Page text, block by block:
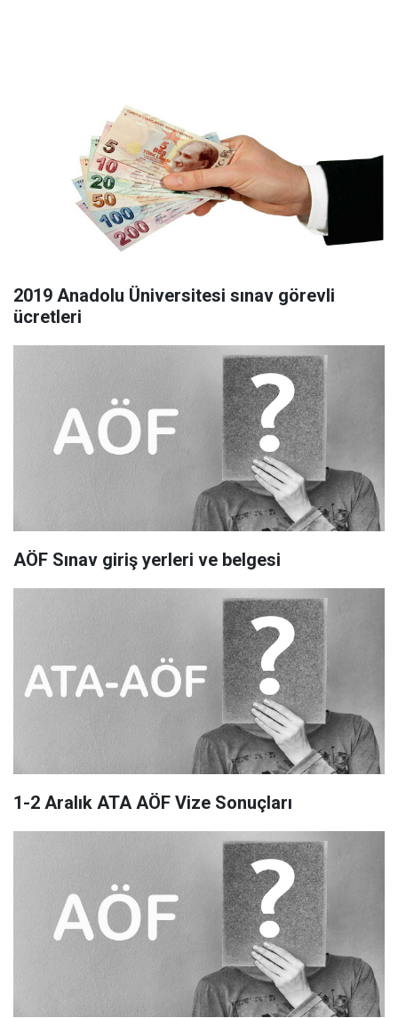
2019 Anadolu Üniversitesi sınav görevli
ücretleri
AÖF Sınav giriş yerleri ve belgesi
1-2 Aralık ATA AÖF Vize Sonuçları